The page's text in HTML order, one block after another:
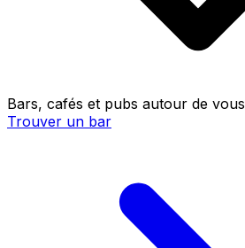
Bars, cafés et pubs autour de vous
Trouver un bar